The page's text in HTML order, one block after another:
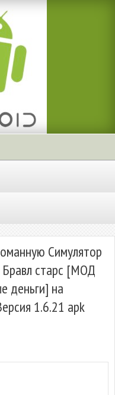
Симулятор
старс [МОД
деньги] на
1.6.21 apk